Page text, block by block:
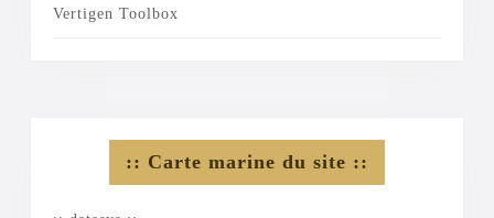
Vertigen Toolbox
:: Carte marine du site ::